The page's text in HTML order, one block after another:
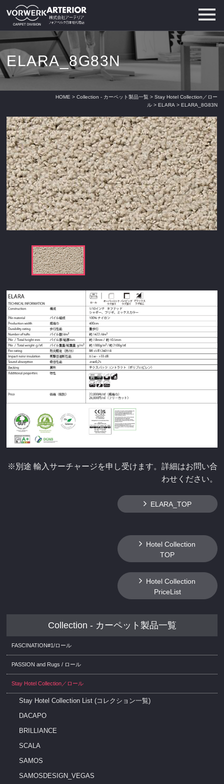
ELARA_8G83N
HOME > Collection - カーペット製品一覧> Stay Hotel Collection／ロー
ル> ELARA > ELARA_8G83N
※別途 輸入サーチャージを申し受けます。詳細はお問い合
わせください。
ELARA_TOP
Hotel Collection
TOP
Hotel Collection
PriceList
Collection - カーペット製品一覧
FASCINATION#1/ロール
PASSION and Rugs / ロール
Stay Hotel Collection／ロール
Stay Hotel Collection List (コレクション一覧)
DACAPO
BRILLIANCE
SCALA
SAMOS
SAMOSDESIGN_VEGAS